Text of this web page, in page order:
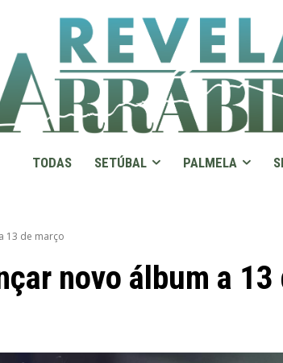
TODAS SETÚBAL PALMELA
13 de março
novo álbum a 13